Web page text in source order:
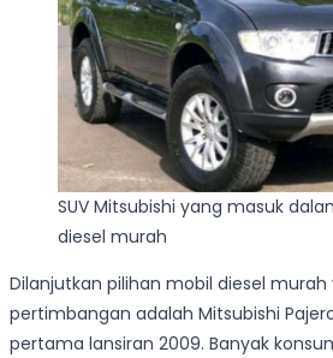
SUV Mitsubishi yang masuk
diesel murah
Dilanjutkan pilihan mobil diesel murah
pertimbangan adalah Mitsubishi
pertama lansiran 2009. Banyak